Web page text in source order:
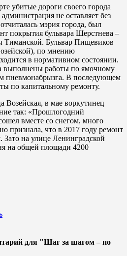
убитые дороги своего города
не оставляет без
мэрия города, был
покрытия бульвара Шерстнева –
Тиманской. Бульвар Пищевиков
по мнению
в нормативном состоянии.
выполнены работы по ямочному
пневмонабрызга. В последующем
по капитальному ремонту.
Возейская, в мае воркутинец
так: «Прошлогодний
вместе со снегом, много
признала, что в 2017 году ремонт
на улице Ленинградской
на общей площади 4200
для "Шаг за шагом – по